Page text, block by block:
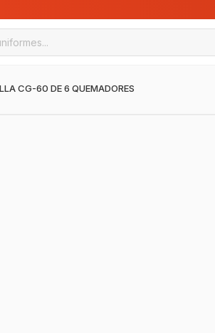
CG-60 DE 6 QUEMADORES